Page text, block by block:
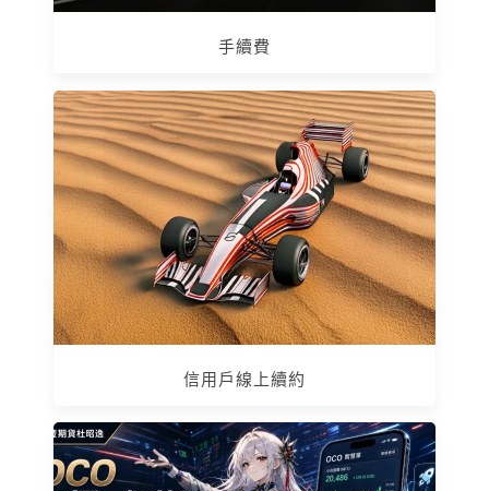
手續費
信用戶線上續約